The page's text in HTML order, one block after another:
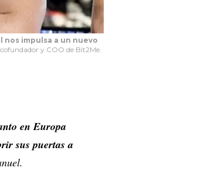
impulsa a un nuevo
, cofundador y COO de Bit2Me.
en Europa
sus puertas a